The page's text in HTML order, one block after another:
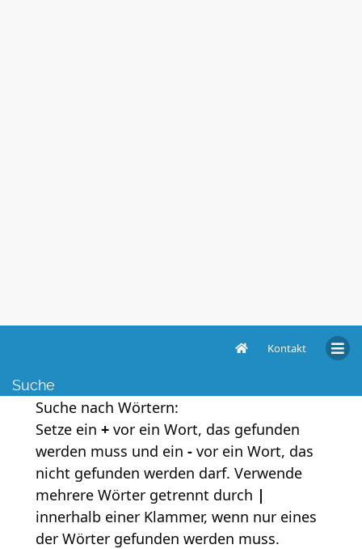
Kontakt
Suche
Suche nach Wörtern:
Setze ein + vor ein Wort, das gefunden
werden muss und ein - vor ein Wort, das
nicht gefunden werden darf. Verwende
mehrere Wörter getrennt durch |
innerhalb einer Klammer, wenn nur eines
der Wörter gefunden werden muss.